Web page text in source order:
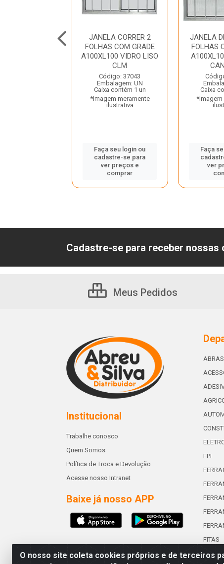
JANELA CORRER 2
FOLHAS COM GRADE
A100XL100 VIDRO LISO
CLM
Código: 37043
Embalagem: UN
Caixa contém 1 un
*Imagem meramente
ilustrativa
Faça seu login ou
cadastre-se para
ver preços e
comprar
JANELA
FOLHAS
Caixa
*Imagem
Faça
ver
O nosso site coleta cookies próprios e de terceiros
Cadastre-se para receber nossas
Meus Pedidos
Institucional
Trabalhe conosco
Quem Somos
Política de Troca e Devolução
Acesse nosso Intranet
Baixe já nosso APP
EPI
FITAS